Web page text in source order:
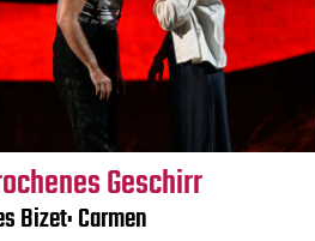
Geschirr
Bizet: Carmen